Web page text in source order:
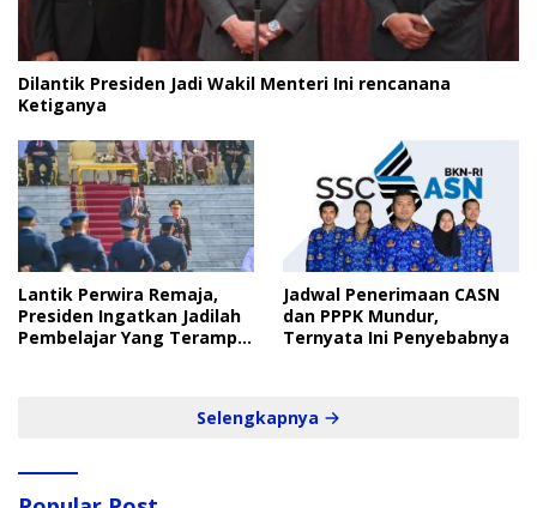
Dilantik Presiden Jadi Wakil Menteri Ini rencanana
Ketiganya
Lantik Perwira Remaja,
Presiden Ingatkan Jadilah
Pembelajar Yang Terampil
Jadwal Penerimaan CASN
dan PPPK Mundur,
Ternyata Ini Penyebabnya
Selengkapnya